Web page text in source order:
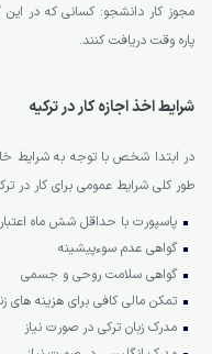
مجوز کار دانشجو: کسانی که در این
پاره وقت دریافت کنند.
شرایط اخذ اجازه کار در ترکیه
در ابتدا شخص با توجه به شرایط
طور کلی شرایط عمومی برای کار در
پاسپورت با حداقل شش ماه اعتبار
گواهی عدم سوءپیشینه
گواهی سلامت روحی و جسمی
تمکن مالی کافی برای هزینه های
مدرک زبان ترکی در صورت نیاز